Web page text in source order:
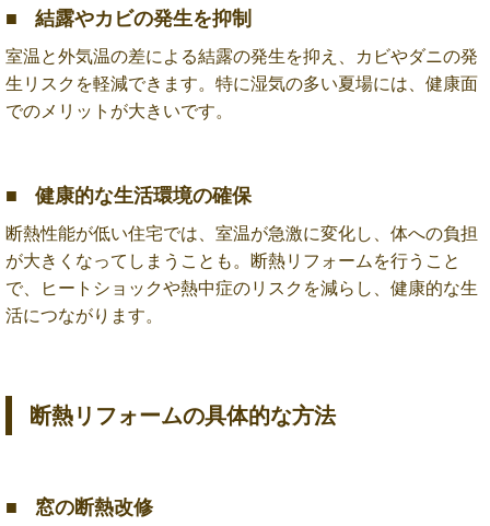
結露やカビの発生を抑制
室温と外気温の差による結露の発生を抑え、カビやダニの発
生リスクを軽減できます。特に湿気の多い夏場には、健康面
でのメリットが大きいです。
健康的な生活環境の確保
断熱性能が低い住宅では、室温が急激に変化し、体への負担
が大きくなってしまうことも。断熱リフォームを行うこと
で、ヒートショックや熱中症のリスクを減らし、健康的な生
活につながります。
断熱リフォームの具体的な方法
窓の断熱改修